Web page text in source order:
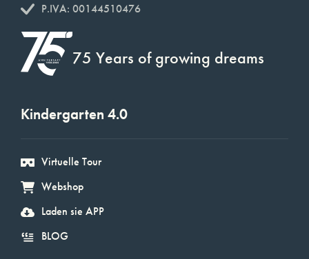
P.IVA: 00144510476
75 Years of growing dreams
Kindergarten 4.0
Virtuelle Tour
Webshop
Laden sie APP
BLOG